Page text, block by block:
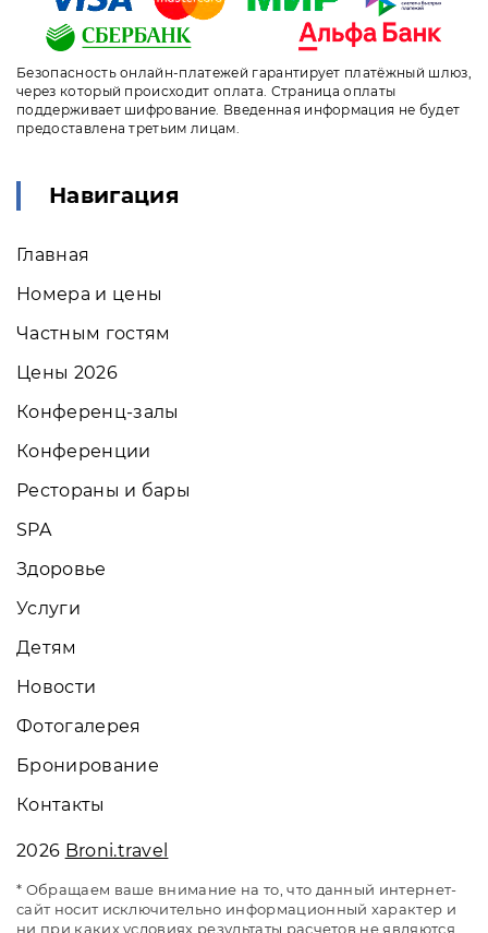
Безопасность онлайн-платежей гарантирует платёжный шлюз,
через который происходит оплата. Страница оплаты
поддерживает шифрование. Введенная информация не будет
предоставлена третьим лицам.
Навигация
Главная
Номера и цены
Частным гостям
Цены 2026
Конференц-залы
Конференции
Рестораны и бары
SPA
Здоровье
Услуги
Детям
Новости
Фотогалерея
Бронирование
Контакты
2026 Broni.travel
* Обращаем ваше внимание на то, что данный интернет-
сайт носит исключительно информационный характер и
ни при каких условиях результаты расчетов не являются